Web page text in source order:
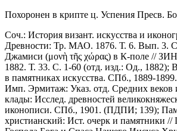
Похоронен в крипте ц. Успения Пресв.
Соч.: История визант. искусства и
Древности: Тр. МАО. 1876. Т. 6. Вып. 3. С.
Джамиси (μονὴ τῆς χώρας) в К-поле //
1882. Т. 33. С. 1-60 (отд. изд.: Од., 1882);
в памятниках искусства. СПб., 1889-
Имп. Эрмитаж: Указ. отд. Средних веков
клады: Исслед. древностей
иконописи. СПб., 1901. (ПДПИ; 139);
христианский: Ист. очерк и памятники